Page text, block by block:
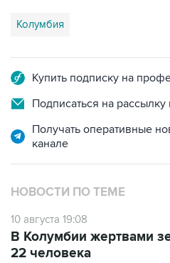
Колумбия
Купить подписку на
Подписаться на рассылку
Получать оперативные
канале
НОВОСТИ ПО ТЕМЕ
10 августа 19:08
В Колумбии жертвами
22 человека